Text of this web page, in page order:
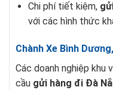
Chi phí tiết kiệm,
với các hình thức
Chành Xe Bình
Các doanh nghiệp khu
cầu gửi hàng đi Đà